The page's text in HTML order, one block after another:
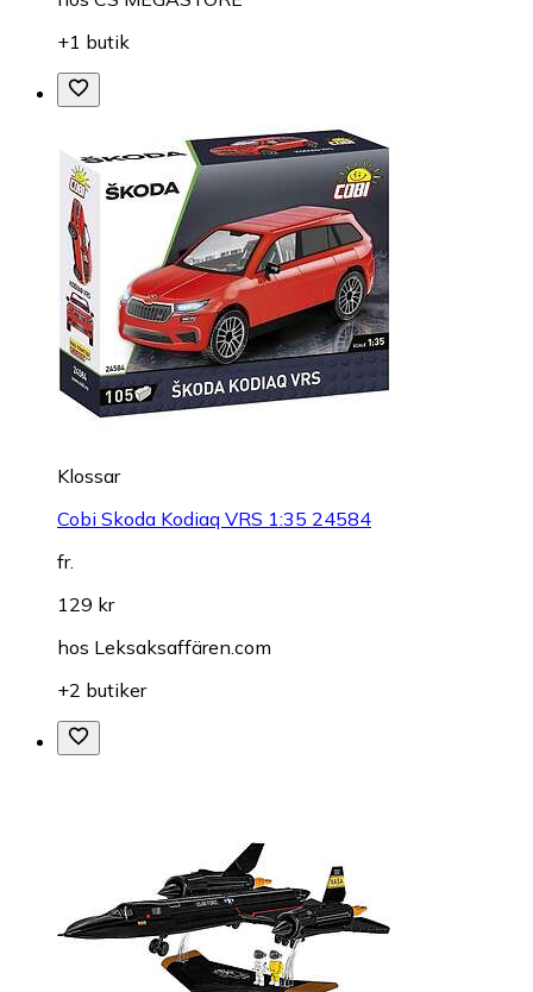
+1 butik
Klossar
Cobi Skoda Kodiaq VRS 1:35 24584
fr.
129 kr
hos Leksaksaffären.com
+2 butiker